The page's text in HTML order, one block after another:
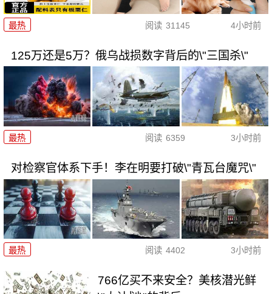
最热 阅读 31145 4小时前
125万还是5万？俄乌战损数字背后的\"三国杀\"
最热 阅读 6359 3小时前
对检察官体系下手！李在明要打破\"青瓦台魔咒\"
最热 阅读 4402 3小时前
766亿买不来安全？美核潜光鲜